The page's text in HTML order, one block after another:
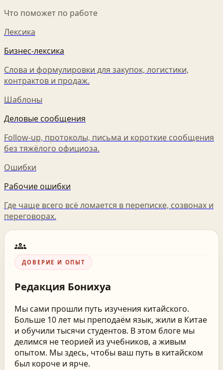
Что поможет по работе
Лексика
Бизнес-лексика
Слова и формулировки для закупок, логистики,
контрактов и продаж.
Шаблоны
Деловые сообщения
Follow-up, протоколы, письма и короткие сообщения
без тяжёлого официоза.
Ошибки
Рабочие ошибки
Где чаще всего всё ломается в переписке, созвонах и
переговорах.
groups
ДОВЕРИЕ И ОПЫТ
Редакция Бонихуа
Мы сами прошли путь изучения китайского.
Больше 10 лет мы преподаём язык, жили в Китае
и обучили тысячи студентов. В этом блоге мы
делимся не теорией из учебников, а живым
опытом. Мы здесь, чтобы ваш путь в китайском
был короче и ярче.